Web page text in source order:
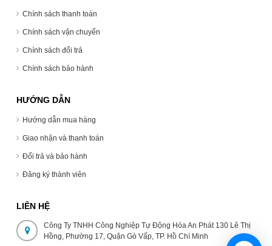
Chính sách thanh toán
Chính sách vận chuyển
Chính sách đổi trả
Chính sách bảo hành
HƯỚNG DẪN
Hướng dẫn mua hàng
Giao nhận và thanh toán
Đổi trả và bảo hành
Đăng ký thành viên
LIÊN HỆ
Công Ty TNHH Công Nghiệp Tự Động Hóa An Phát 130 Lê Thị
Hồng, Phường 17, Quận Gò Vấp, TP. Hồ Chí Minh